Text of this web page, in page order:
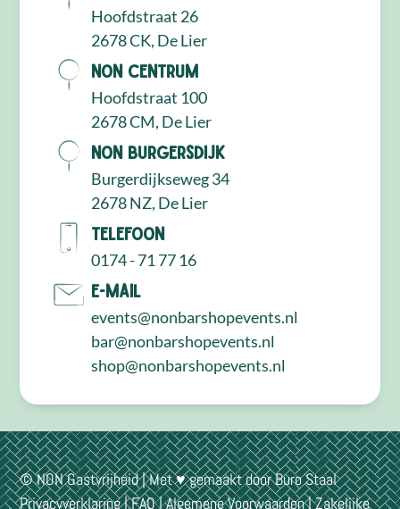
Hoofdstraat 26
2678 CK, De Lier
NON Centrum
Hoofdstraat 100
2678 CM, De Lier
NON Burgersdijk
Burgerdijkseweg 34
2678 NZ, De Lier
Telefoon
0174 - 71 77 16
E-mail
events@nonbarshopevents.nl
bar@nonbarshopevents.nl
shop@nonbarshopevents.nl
© NON Gastvrijheid | Met ♥ gemaakt doorBuro Staal
Privacyverklaring|FAQ|Algemene Voorwaarden|Zakelijke